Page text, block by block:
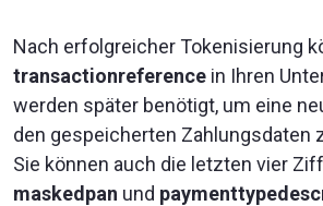
Nach erfolgreicher Tokenisierung
transactionreference in Ihren
werden später benötigt, um eine
den gespeicherten Zahlungsdaten
Sie können auch die letzten vier
maskedpan und